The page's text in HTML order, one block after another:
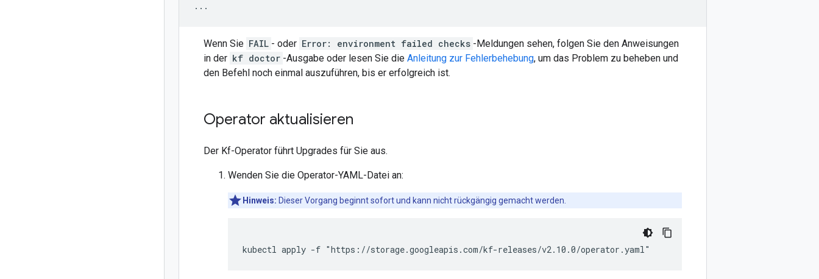
Wenn Sie FAIL - oder Error: environment failed checks -Meldungen sehen, folgen Sie den Anweisungen
in der kf doctor -Ausgabe oder lesen Sie die Anleitung zur Fehlerbehebung, um das Problem zu beheben und
den Befehl noch einmal auszuführen, bis er erfolgreich ist.
Operator aktualisieren
Der Kf-Operator führt Upgrades für Sie aus.
Wenden Sie die Operator-YAML-Datei an:
Hinweis: Dieser Vorgang beginnt sofort und kann nicht rückgängig gemacht werden.
kubectl apply -f "https://storage.googleapis.com/kf-releases/v2.10.0/operator.yaml"